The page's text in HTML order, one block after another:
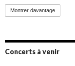
Promo 2019(23)
Groupe de Recherche
Montrer davantage
Concerts à venir